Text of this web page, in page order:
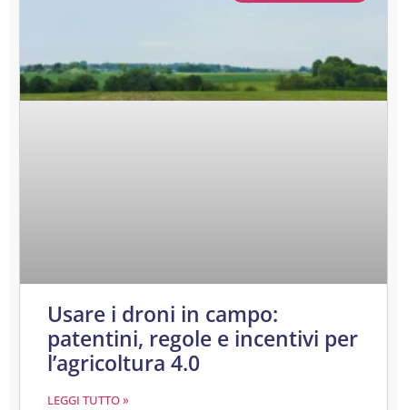
Usare i droni in campo:
patentini, regole e incentivi per
l’agricoltura 4.0
LEGGI TUTTO »